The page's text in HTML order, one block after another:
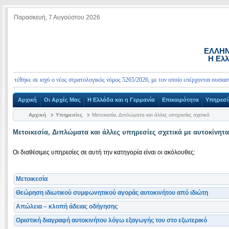
Παρασκευή, 7 Αυγούστου 2026
Η
σε ισχύ ο νέος στρατολογικός νόμος 5265/2026, με τον οποίο επέρχονται
Αρχική Οι Αρχές Μας Η Ελλάδα και η Γερμανία Επικαιρότητα
Αρχική Υπηρεσίες Μετοικεσία, Διπλώματα και άλλες υπηρεσίες σχετικά
Μετοικεσία, Διπλώματα και άλλες υπηρεσίες σχετικά με αυτοκίνητα
Οι διαθέσιμες υπηρεσίες σε αυτή την κατηγορία είναι οι ακόλουθες:
Μετοικεσία
Θεώρηση ιδιωτικού συμφωνητικού αγοράς αυτοκινήτου από ιδιώτη
Απώλεια – κλοπή άδειας οδήγησης
Οριστική διαγραφή αυτοκινήτου λόγω εξαγωγής του στο εξωτερικό